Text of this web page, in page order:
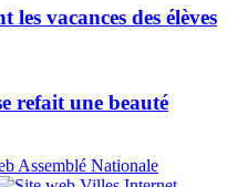
vacances des élèves
refait une beauté